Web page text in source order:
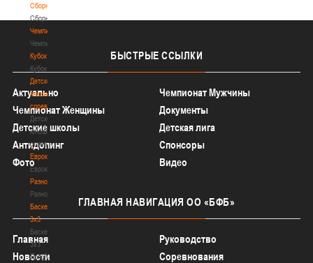
Сборные
Сборные
Чемпионат
Чемпионат
Кубок
Кубок
Детско-
юношеские
соревнования
Детско-
юношеские
соревнования
Еврокубки
Еврокубки
Разное
Разное
Баскетбол
3х3
Баскетбол
3х3
Лого[modid=121]
БЫСТРЫЕ ССЫЛКИ
Актуально
Чемпионат Мужчины
Чемпионат Женщины
Документы
Детские школы
Детская лига
Антидопинг
Спонсоры
Фото
Видео
ГЛАВНАЯ НАВИГАЦИЯ ОО «БФБ»
Главная
Руководство
Новости
Соревнования